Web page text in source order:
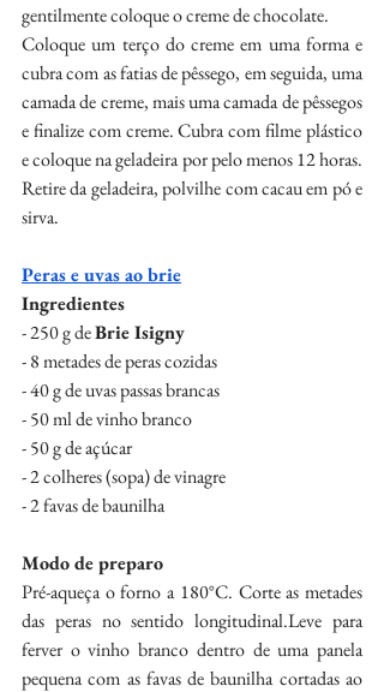
gentilmente coloque o creme de chocolate.
Coloque um terço do creme em uma forma e
cubra com as fatias de pêssego, em seguida, uma
camada de creme, mais uma camada de pêssegos
e finalize com creme. Cubra com filme plástico
e coloque na geladeira por pelo menos 12 horas.
Retire da geladeira, polvilhe com cacau em pó e
sirva.
Peras e uvas ao brie
Ingredientes
- 250 g de Brie Isigny
- 8 metades de peras cozidas
- 40 g de uvas passas brancas
- 50 ml de vinho branco
- 50 g de açúcar
- 2 colheres (sopa) de vinagre
- 2 favas de baunilha
Modo de preparo
Pré-aqueça o forno a 180°C. Corte as metades
das peras no sentido longitudinal.Leve para
ferver o vinho branco dentro de uma panela
pequena com as favas de baunilha cortadas ao